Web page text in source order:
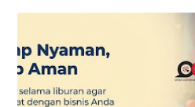
n
t
k
e
P
L